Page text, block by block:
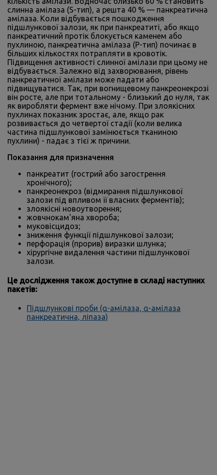
слинна амілаза (S-тип), а решта 40 % — панкреатична
амілаза. Коли відбувається пошкодження
підшлункової залози, як при панкреатиті, або якщо
панкреатичний протік блокується каменем або
пухлиною, панкреатична амілаза (P-тип) починає в
більших кількостях потрапляти в кровотік.
Підвищення активності слинної амілази при цьому не
відбувається. Залежно від захворювання, рівень
панкреатичної амілази може падати або
підвищуватися. Так, при вогнищевому панкреонекрозі
він росте, але при тотальному - близький до нуля, так
як виробляти фермент вже нічому. При злоякісних
пухлинах показник зростає, але, якщо рак
розвивається до четвертої стадії (коли велика
частина підшлункової замінюється тканиною
пухлини) - падає з тієї ж причини.
Показання для призначення
панкреатит (гострий або загострення
хронічного);
панкреонекроз (відмирання підшлункової
залози під впливом її власних ферментів);
злоякісні новоутворення;
жовчнокам'яна хвороба;
муковісцидоз;
зниження функції підшлункової залози;
перфорація (прорив) виразки шлунка;
хірургічне видалення частини підшлункової
залози.
Це дослідження також доступне в складі наступних
пакетів:
Підшлункові проби (α-амілаза, α-амілаза
панкреатична, ліпаза)